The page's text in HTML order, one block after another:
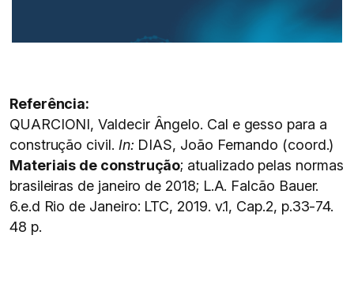
Referência:
QUARCIONI, Valdecir Ângelo. Cal e gesso para a
construção civil. In: DIAS, João Fernando (coord.)
Materiais de construção; atualizado pelas normas
brasileiras de janeiro de 2018; L.A. Falcão Bauer.
6.e.d Rio de Janeiro: LTC, 2019. v.1, Cap.2, p.33-74.
48 p.